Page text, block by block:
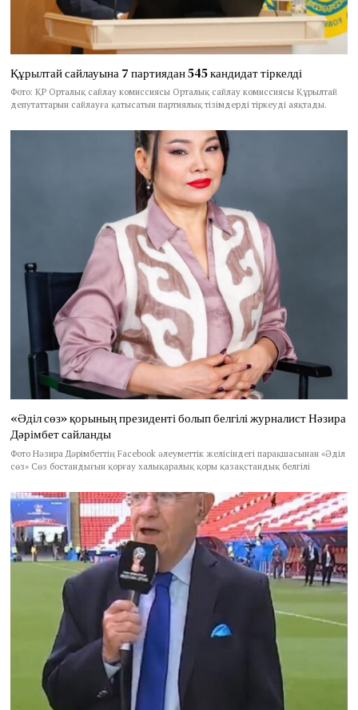
Құрылтай сайлауына 7 партиядан 545 кандидат тіркелді
Фото: ҚР Орталық сайлау комиссиясы Орталық сайлау комиссиясы Құрылтай
депутаттарын сайлауға қатысатын партиялық тізімдерді тіркеуді аяқтады.
«Әділ сөз» қорының президенті болып белгілі журналист Нәзира
Дәрімбет сайланды
Фото Нәзира Дәрімбеттің Facebook әлеуметтік желісіндегі парақшасынан «Әділ
сөз» Сөз бостандығын қорғау халықаралық қоры қазақстандық белгілі